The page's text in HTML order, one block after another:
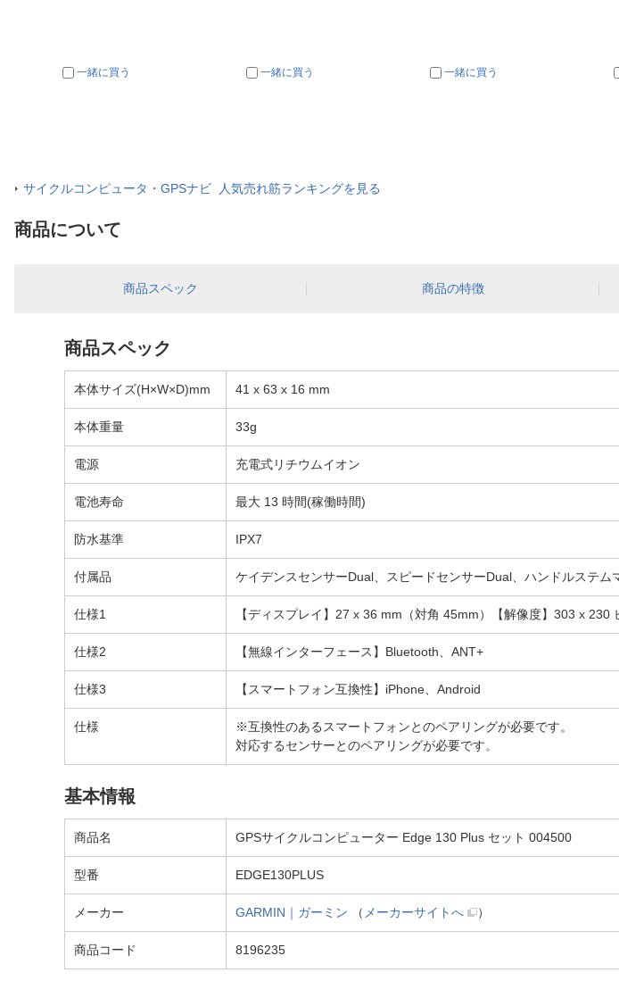
一緒に買う 一緒に買う 一緒に買う
サイクルコンピュータ・GPSナビ 人気売れ筋ランキングを見る
商品について
商品スペック 商品の特徴
商品スペック
本体サイズ(H×W×D)mm 41 x 63 x 16 mm
本体重量 33g
電源 充電式リチウムイオン
電池寿命 最大 13 時間(稼働時間)
防水基準 IPX7
付属品 ケイデンスセンサーDual、スピードセンサーDual、ハンドルステ
仕様1 【ディスプレイ】27 x 36 mm（対角 45mm）【解像度】303 x 230
仕様2 【無線インターフェース】Bluetooth、ANT+
仕様3 【スマートフォン互換性】iPhone、Android
仕様
※互換性のあるスマートフォンとのペアリングが必要です。
対応するセンサーとのペアリングが必要です。
基本情報
商品名 GPSサイクルコンピューター Edge 130 Plus セット 004500
型番 EDGE130PLUS
メーカー GARMIN｜ガーミン （ メーカーサイトへ ）
商品コード 8196235